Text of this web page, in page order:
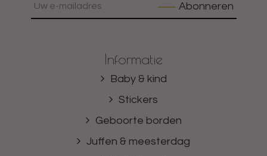
Abonneren
Informatie
Baby & kind
Stickers
Geboorte borden
Juffen & meesterdag